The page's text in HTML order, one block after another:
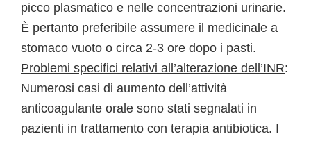
picco plasmatico e nelle concentrazioni urinarie.
È pertanto preferibile assumere il medicinale a
stomaco vuoto o circa 2-3 ore dopo i pasti.
Problemi specifici relativi all’alterazione dell’INR:
Numerosi casi di aumento dell’attività
anticoagulante orale sono stati segnalati in
pazienti in trattamento con terapia antibiotica. I